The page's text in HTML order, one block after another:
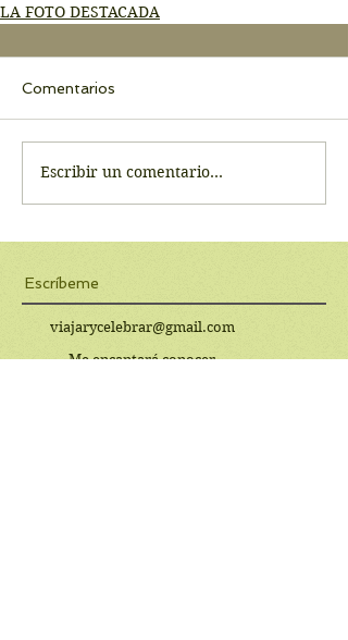
LA FOTO DESTACADA
Comentarios
Escribir un comentario...
Escríbeme
viajarycelebrar@gmail.com
Me encantará conocer